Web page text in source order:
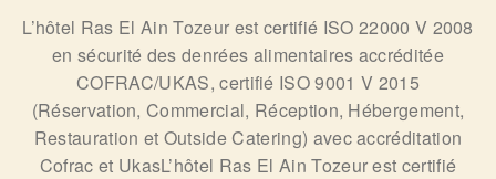
L’hôtel Ras El Ain Tozeur est certifié ISO 22000 V 2008
en sécurité des denrées alimentaires accréditée
COFRAC/UKAS, certifié ISO 9001 V 2015
(Réservation, Commercial, Réception, Hébergement,
Restauration et Outside Catering) avec accréditation
Cofrac et UkasL’hôtel Ras El Ain Tozeur est certifié